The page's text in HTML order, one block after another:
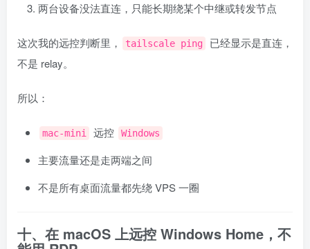
两台设备没法直连，只能长期绕某个中继或转发节点
这次我的远控判断里， tailscale ping
已经显示是直连，
不是 relay。
所以：
mac-mini 远控 Windows
主要流量还是走两端之间
不是所有桌面流量都先绕 VPS 一圈
十、在 macOS 上远控 Windows Home，不